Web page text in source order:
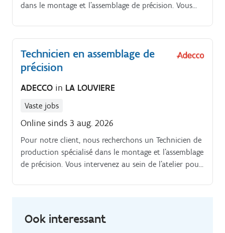
dans le montage et l'assemblage de précision. Vous
et respect des procédures Réaliser des assemblages de
précision selon les standards définis.
Technicien en assemblage de
précision
ADECCO in LA LOUVIERE
Vaste jobs
Online sinds 3 aug. 2026
Pour notre client, nous recherchons un Technicien de
production spécialisé dans le montage et l'assemblage
de précision. Vous intervenez au sein de l'atelier pour
rigueur, dextérité et respect des procédures Réaliser
définis.
Ook interessant